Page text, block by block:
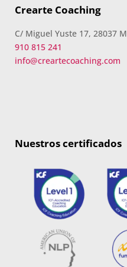
Crearte Coaching
C/ Miguel Yuste 17, 28037
910 815 241
info@creartecoaching.com
Nuestros certificados